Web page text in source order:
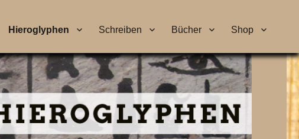
Hieroglyphen Schreiben Bücher Shop